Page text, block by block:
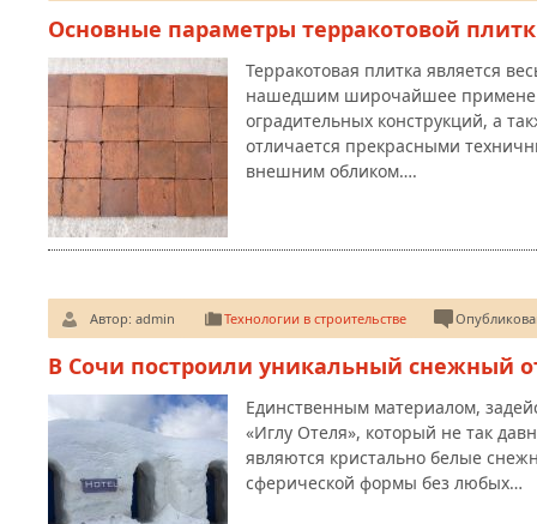
Основные параметры терракотовой
Терракотовая плитка является
нашедшим широчайшее
оградительных конструкций, а
отличается прекрасными
внешним обликом….
Автор: admin Технологии в строительстве
В Сочи построили уникальный снежный
Единственным материалом,
«Иглу Отеля», который не так
являются кристально белые
сферической формы без любых…